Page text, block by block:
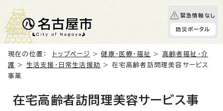
緊急情報なし
防災ポータル
現在の位置： トップページ >健康・医療・福祉 > 高齢者福祉・介
護
> 生活支援・日常生活援助
> 在宅高齢者訪問理美容サービス
事業
在宅高齢者訪問理美容サービス事